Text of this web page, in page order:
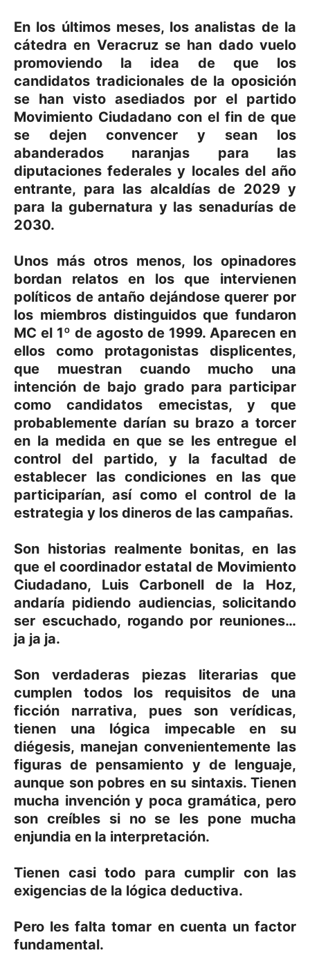
En los últimos meses, los analistas de la
cátedra en Veracruz se han dado vuelo
promoviendo la idea de que los
candidatos tradicionales de la oposición
se han visto asediados por el partido
Movimiento Ciudadano con el fin de que
se dejen convencer y sean los
abanderados naranjas para las
diputaciones federales y locales del año
entrante, para las alcaldías de 2029 y
para la gubernatura y las senadurías de
2030.
Unos más otros menos, los opinadores
bordan relatos en los que intervienen
políticos de antaño dejándose querer por
los miembros distinguidos que fundaron
MC el 1º de agosto de 1999. Aparecen en
ellos como protagonistas displicentes,
que muestran cuando mucho una
intención de bajo grado para participar
como candidatos emecistas, y que
probablemente darían su brazo a torcer
en la medida en que se les entregue el
control del partido, y la facultad de
establecer las condiciones en las que
participarían, así como el control de la
estrategia y los dineros de las campañas.
Son historias realmente bonitas, en las
que el coordinador estatal de Movimiento
Ciudadano, Luis Carbonell de la Hoz,
andaría pidiendo audiencias, solicitando
ser escuchado, rogando por reuniones…
ja ja ja.
Son verdaderas piezas literarias que
cumplen todos los requisitos de una
ficción narrativa, pues son verídicas,
tienen una lógica impecable en su
diégesis, manejan convenientemente las
figuras de pensamiento y de lenguaje,
aunque son pobres en su sintaxis. Tienen
mucha invención y poca gramática, pero
son creíbles si no se les pone mucha
enjundia en la interpretación.
Tienen casi todo para cumplir con las
exigencias de la lógica deductiva.
Pero les falta tomar en cuenta un factor
fundamental.